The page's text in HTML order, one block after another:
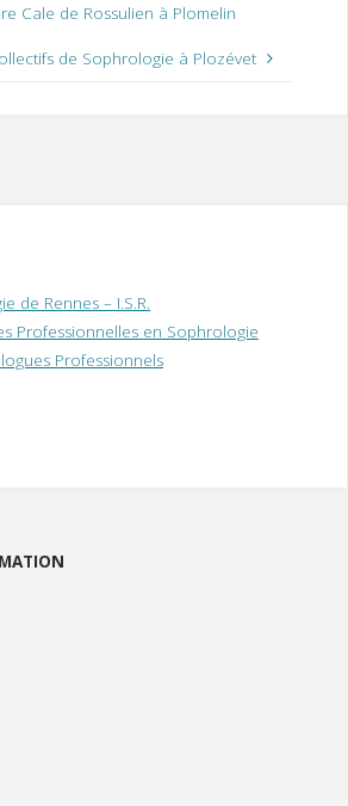
Cale de Rossulien à Plomelin
de Sophrologie à Plozévet
de Rennes – I.S.R.
Professionnelles en Sophrologie
Professionnels